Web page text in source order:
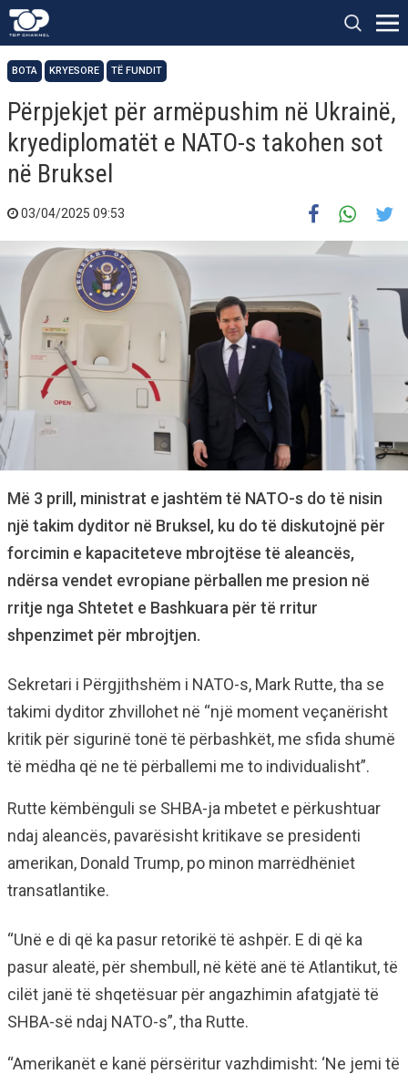
BOTA KRYESORE TË FUNDIT
Përpjekjet për armëpushim në Ukrainë,
kryediplomatët e NATO-s takohen sot
në Bruksel
03/04/2025 09:53
Më 3 prill, ministrat e jashtëm të NATO-s do të nisin
një takim dyditor në Bruksel, ku do të diskutojnë për
forcimin e kapaciteteve mbrojtëse të aleancës,
ndërsa vendet evropiane përballen me presion në
rritje nga Shtetet e Bashkuara për të rritur
shpenzimet për mbrojtjen.
Sekretari i Përgjithshëm i NATO-s, Mark Rutte, tha se
takimi dyditor zhvillohet në “një moment veçanërisht
kritik për sigurinë tonë të përbashkët, me sfida shumë
të mëdha që ne të përballemi me to individualisht”.
Rutte këmbënguli se SHBA-ja mbetet e përkushtuar
ndaj aleancës, pavarësisht kritikave se presidenti
amerikan, Donald Trump, po minon marrëdhëniet
transatlantike.
“Unë e di që ka pasur retorikë të ashpër. E di që ka
pasur aleatë, për shembull, në këtë anë të Atlantikut, të
cilët janë të shqetësuar për angazhimin afatgjatë të
SHBA-së ndaj NATO-s”, tha Rutte.
“Amerikanët e kanë përsëritur vazhdimisht: ‘Ne jemi të